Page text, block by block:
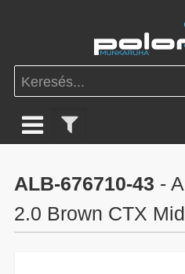
ALB-676710-43 -
2.0 Brown CTX